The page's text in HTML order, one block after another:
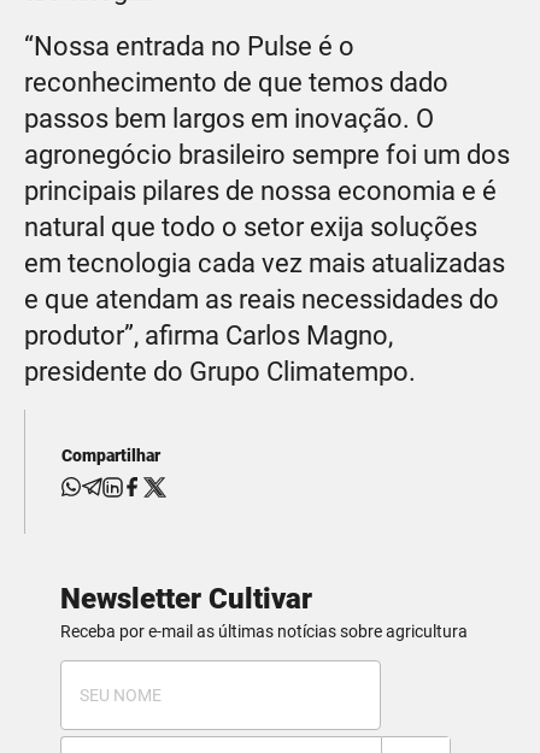
“Nossa entrada no Pulse é o
reconhecimento de que temos dado
passos bem largos em inovação. O
agronegócio brasileiro sempre foi um dos
principais pilares de nossa economia e é
natural que todo o setor exija soluções
em tecnologia cada vez mais atualizadas
e que atendam as reais necessidades do
produtor”, afirma Carlos Magno,
presidente do Grupo Climatempo.
Compartilhar
Newsletter Cultivar
Receba por e-mail as últimas notícias sobre agricultura